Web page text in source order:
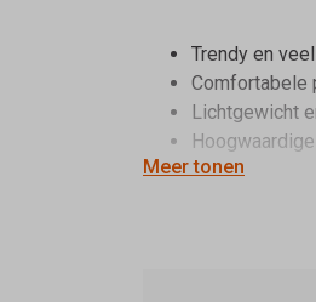
Trendy en
Comfortabele
Lichtgewicht
Perfect voor
Meer tonen